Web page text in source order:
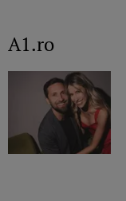
A1.ro